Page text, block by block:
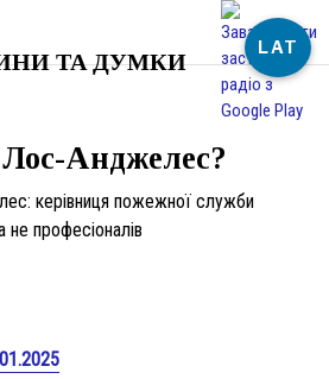
ТА ДУМКИ
Анджелес?
керівниця пожежної служби
не професіоналів
LAT